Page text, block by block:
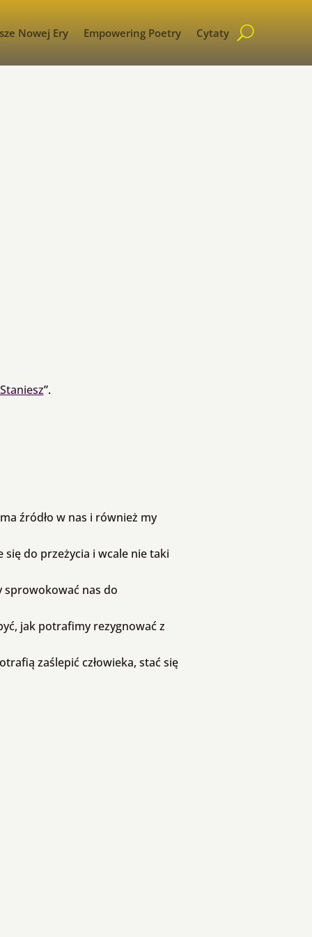
Nowej Ery Empowering Poetry Cytaty
Staniesz”.
źródło w nas i również my
do przeżycia i wcale nie taki
sprowokować nas do
jak potrafimy rezygnować z
zaślepić człowieka, stać się